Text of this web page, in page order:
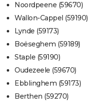
Noordpeene (59670)
Wallon-Cappel (59190)
Lynde (59173)
Boëseghem (59189)
Staple (59190)
Oudezeele (59670)
Ebblinghem (59173)
Berthen (59270)